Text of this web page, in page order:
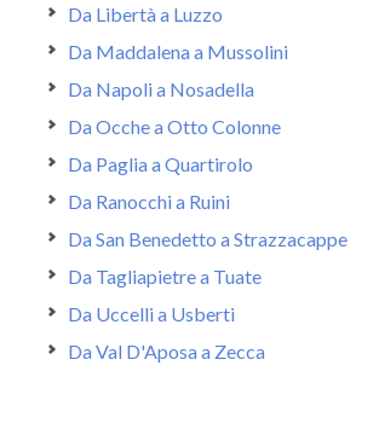
Da Libertà a Luzzo
Da Maddalena a Mussolini
Da Napoli a Nosadella
Da Ocche a Otto Colonne
Da Paglia a Quartirolo
Da Ranocchi a Ruini
Da San Benedetto a Strazzacappe
Da Tagliapietre a Tuate
Da Uccelli a Usberti
Da Val D'Aposa a Zecca